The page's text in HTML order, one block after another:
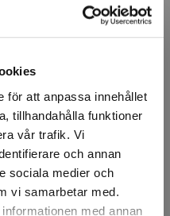
för att anpassa innehållet
tillhandahålla funktioner
vår trafik. Vi
och annan
sociala medier och
vi samarbetar med.
med annan
form.
långa.